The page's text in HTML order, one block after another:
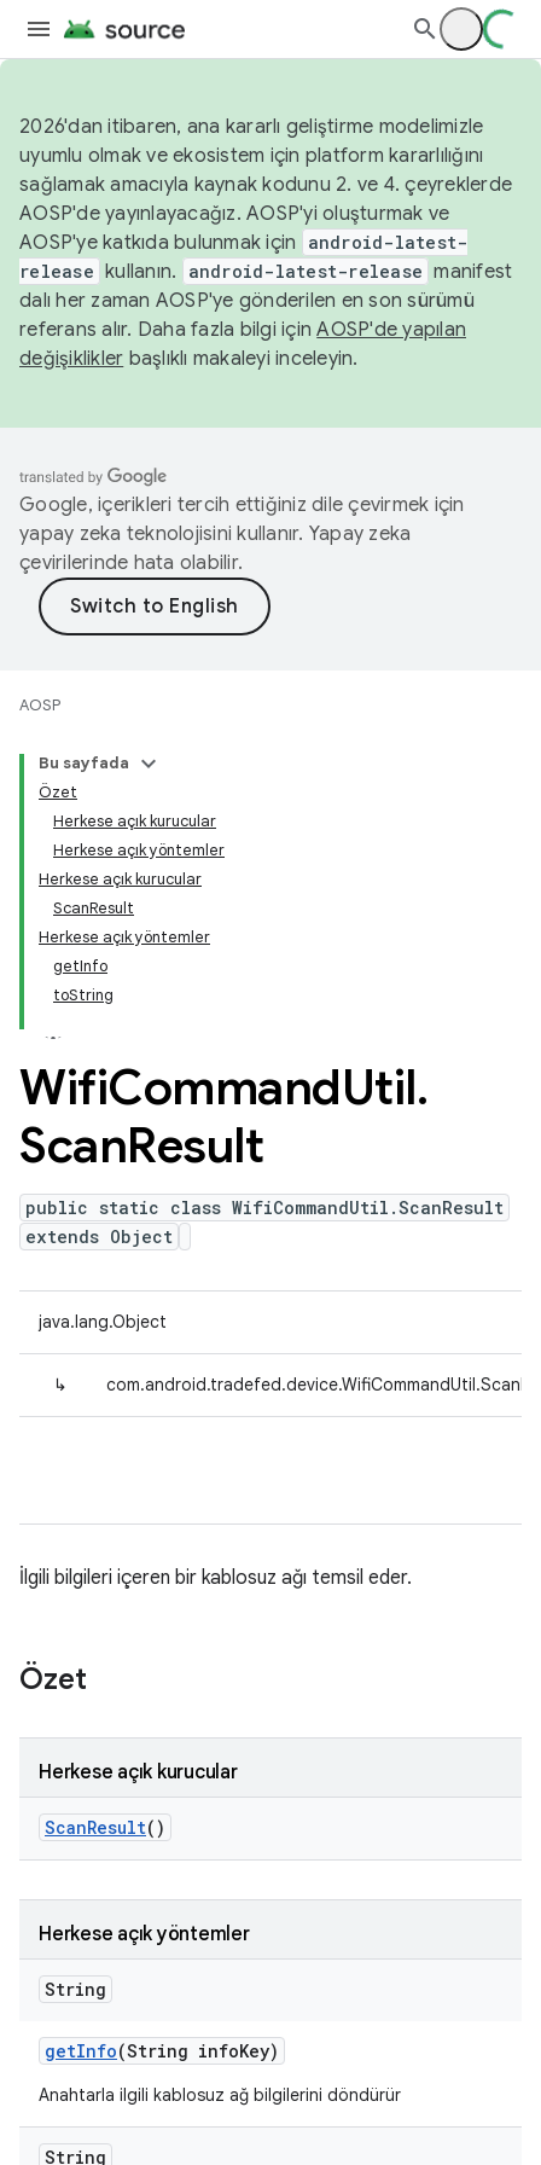
2026'dan itibaren, ana kararlı geliştirme modelimizle
uyumlu olmak ve ekosistem için platform kararlılığını
sağlamak amacıyla kaynak kodunu 2. ve 4. çeyreklerde
AOSP'de yayınlayacağız. AOSP'yi oluşturmak ve
AOSP'ye katkıda bulunmak için
android-latest-
release kullanın. android-latest-release manifest
dalı her zaman AOSP'ye gönderilen en son sürümü
referans alır. Daha fazla bilgi içinAOSP'de yapılan
değişiklikler başlıklı makaleyi inceleyin.
Google, içerikleri tercih ettiğiniz dile çevirmek için
yapay zeka teknolojisini kullanır. Yapay zeka
çevirilerinde hata olabilir.
AOSP
Bu sayfada
Özet
Herkese açık kurucular
Herkese açık yöntemler
Herkese açık kurucular
ScanResult
Herkese açık yöntemler
getInfo
toString
WifiCommandUtil.
ScanResult
public static class WifiCommandUtil.ScanResult
extends Object
java.lang.Object
↳
İlgili bilgileri içeren bir kablosuz ağı temsil eder.
Özet
Herkese açık kurucular
ScanResult()
Herkese açık yöntemler
String
getInfo(String infoKey)
Anahtarla ilgili kablosuz ağ bilgilerini döndürür
String